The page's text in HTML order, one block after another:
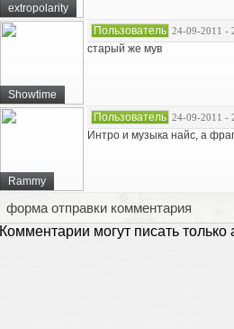
extropolarity
Showtime
Пользователь 24-09-2011 -
старый же мув
Rammy
Пользователь 24-09-2011 -
Интро и музыка найс, а
форма отправки комментария
Комментарии могут писать